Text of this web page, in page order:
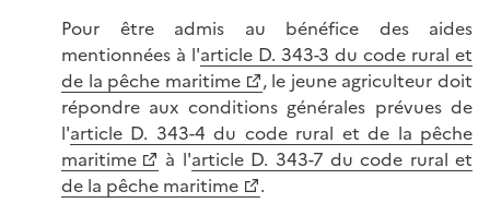
Pour être admis au bénéfice des aides
mentionnées à l'article D. 343-3 du code rural et
de la pêche maritime
, le jeune agriculteur doit
répondre aux conditions générales prévues de
l'article D. 343-4 du code rural et de la pêche
maritime
à l'article D. 343-7 du code rural et
de la pêche maritime
.